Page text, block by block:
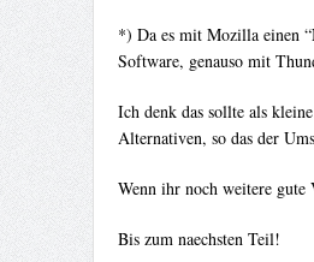
*) Da es mit Mozilla einen
Software, genauso mit
Ich denk das sollte als
Alternativen, so das der
Wenn ihr noch weitere gute
Bis zum naechsten Teil!